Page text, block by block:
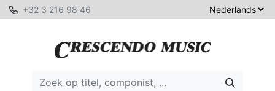
+32 3 216 98 46